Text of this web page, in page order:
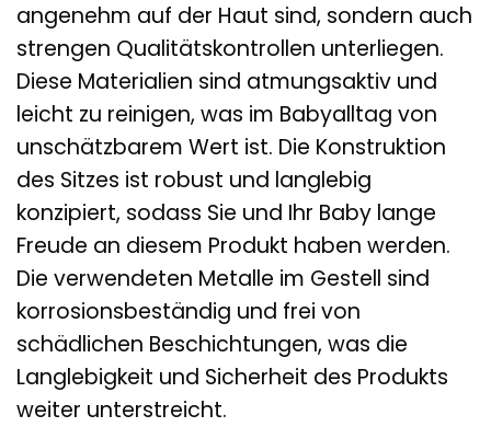
angenehm auf der Haut sind, sondern auch
strengen Qualitätskontrollen unterliegen.
Diese Materialien sind atmungsaktiv und
leicht zu reinigen, was im Babyalltag von
unschätzbarem Wert ist. Die Konstruktion
des Sitzes ist robust und langlebig
konzipiert, sodass Sie und Ihr Baby lange
Freude an diesem Produkt haben werden.
Die verwendeten Metalle im Gestell sind
korrosionsbeständig und frei von
schädlichen Beschichtungen, was die
Langlebigkeit und Sicherheit des Produkts
weiter unterstreicht.